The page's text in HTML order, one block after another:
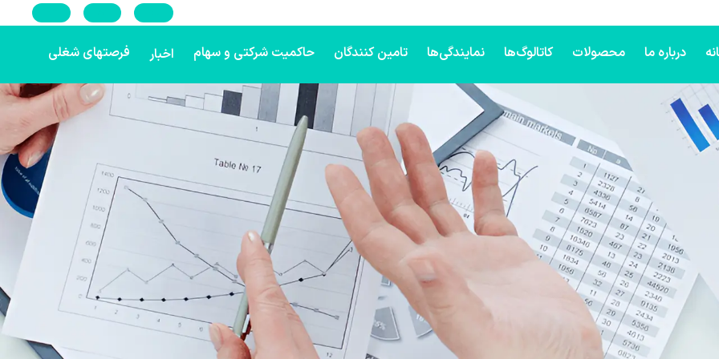
درباره ما محصولات کاتالوگ‌ها نمایندگی‌ها تامین کنندگان حاکمیت شرکتی و سهام اخبار فرصتهای شغلی